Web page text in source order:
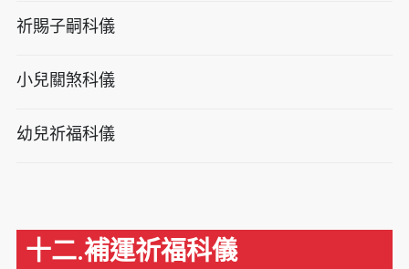
祈賜子嗣科儀
小兒關煞科儀
幼兒祈福科儀
十二.補運祈福科儀